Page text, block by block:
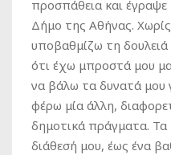
προσπάθεια και έγραψε
Δήμο της Αθήνας.
υποβαθμίζω τη
ότι έχω μπροστά μου
να βάλω τα δυνατά μου
φέρω μία άλλη,
δημοτικά πράγματα.
διάθεσή μου, έως ένα